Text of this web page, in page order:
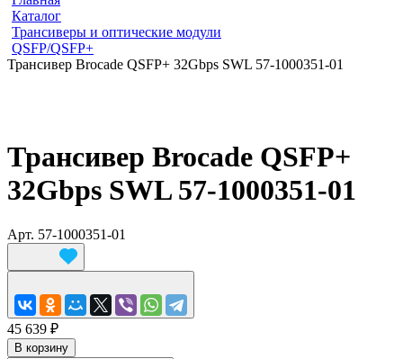
Каталог
Трансиверы и оптические модули
QSFP/QSFP+
Трансивер Brocade QSFP+ 32Gbps SWL 57-1000351-01
Трансивер Brocade QSFP+
32Gbps SWL 57-1000351-01
Арт. 57-1000351-01
45 639 ₽
В корзину